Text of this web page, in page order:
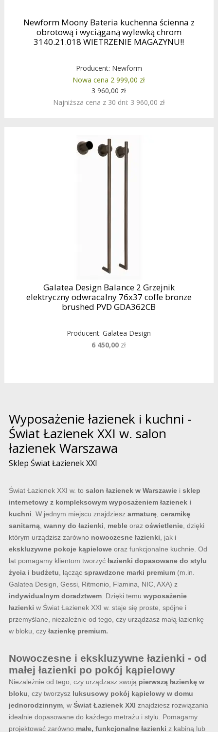
Newform Moony Bateria kuchenna ścienna z
obrotową i wyciąganą wylewką chrom
3140.21.018 WIETRZENIE MAGAZYNU!!
Producent: Newform
Nowa cena 2 999,00 zł
3 960,00 zł
Najniższa cena z 30 dni: 3 960,00 zł
Galatea Design Balance 2 Grzejnik
elektryczny odwracalny 76x37 coffe bronze
brushed PVD GDA362CB
Producent:Galatea Design
6 450,00 zł
Wyposażenie łazienek i kuchni -
Świat Łazienek XXI w. salon
łazienek Warszawa
Sklep Świat Łazienek XXI
Świat Łazienek XXI w. to salon łazienek w Warszawiei sklep
internetowy z kompleksowym wyposażeniem łazienek i
kuchni. W jednym miejscu znajdziesz armaturę, ceramikę
sanitarną, wanny do łazienki, mebleoraz oświetlenie, dzięki
którym urządzisz zarówno nowoczesne łazienki, jak i
ekskluzywne pokoje kąpieloweoraz funkcjonalne kuchnie. Od
lat pomagamy klientom tworzyć łazienki dopasowane do stylu
życia i budżetu, łącząc sprawdzone marki premium(m.in.
Galatea Design, Gessi, Ritmonio, Flamina, NIC, AXA) z
indywidualnym doradztwem. Dzięki temu wyposażenie
łazienki w Świat Łazienek XXI w. staje się proste, spójne i
przemyślane, niezależnie od tego, czy urządzasz małą łazienkę
w bloku, czy łazienkę premium.
Nowoczesne i ekskluzywne łazienki - od
małej łazienki po pokój kąpielowy
Niezależnie od tego, czy urządzasz swoją pierwszą łazienkę w
bloku, czy tworzysz luksusowy pokój kąpielowy w domu
jednorodzinnym, w Świat Łazienek XXI znajdziesz rozwiązania
idealnie dopasowane do każdego metrażu i stylu. Pomagamy
projektować zarówno małe, funkcjonalne łazienki z kabiną lub